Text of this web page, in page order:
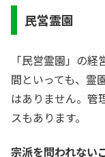
民営霊園
「民営霊園」の経
間といっても、霊
はありません。管
スもあります。
宗派を問われない